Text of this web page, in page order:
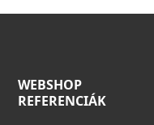
WEBSHOP
REFERENCIÁK